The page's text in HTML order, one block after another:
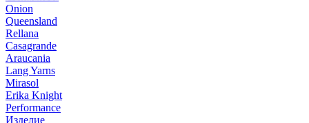
Onion
Queensland
Rellana
Casagrande
Araucania
Lang Yarns
Mirasol
Erika Knight
Performance
Изделие